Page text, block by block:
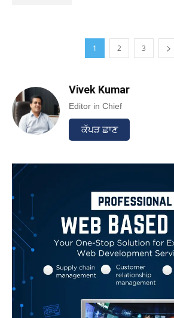
1 2 3
Vivek Kumar
Editor in Chief
ਕੱਪੜ ਛਾਣ